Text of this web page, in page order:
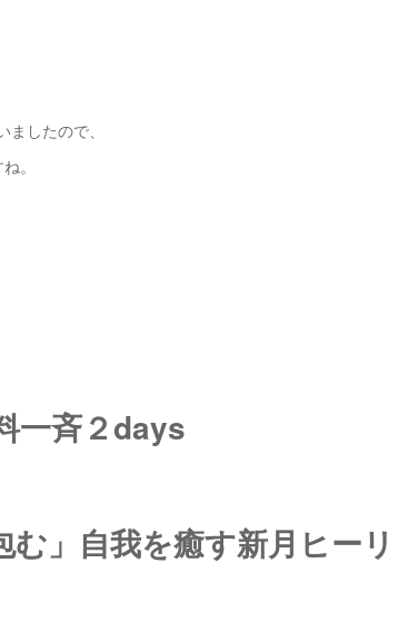
したので、
。
一斉２days
む」自我を癒す新月ヒー